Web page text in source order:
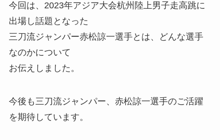
今回は、2023年アジア大会杭州陸上男子走高跳に
出場し話題となった
三刀流ジャンパー赤松諒一選手とは、どんな選手
なのかについて
お伝えしました。
今後も三刀流ジャンパー、赤松諒一選手のご活躍
を期待しています。